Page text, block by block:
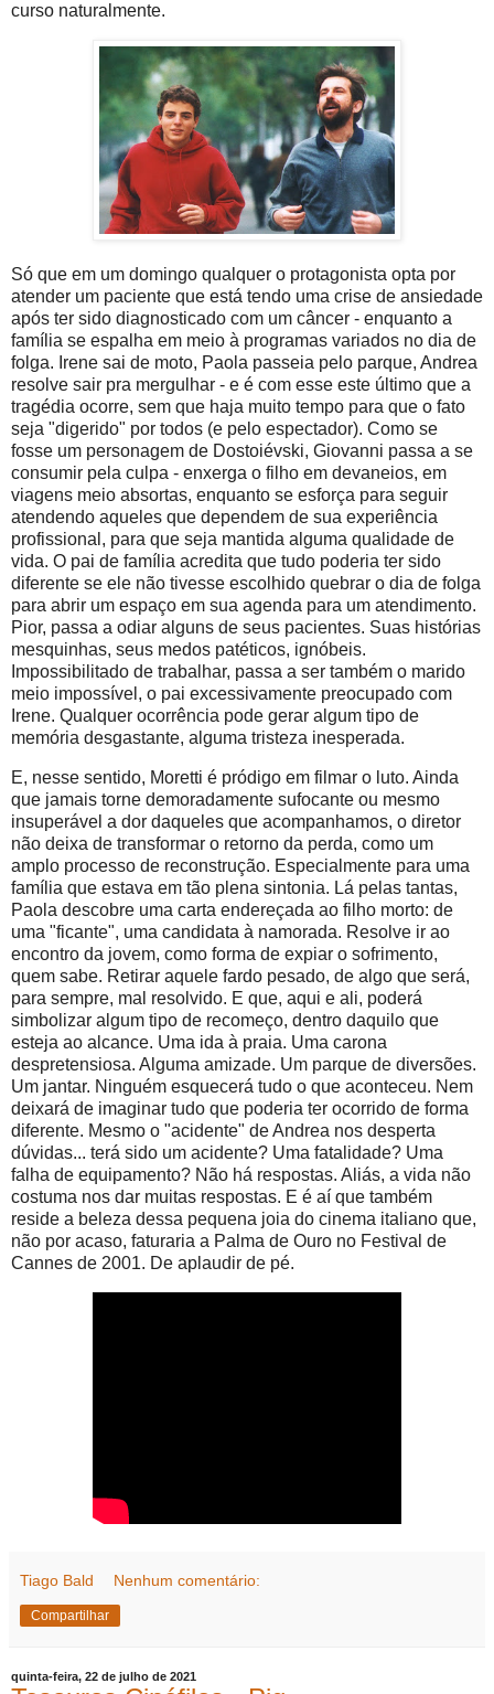
curso naturalmente.
Só que em um domingo qualquer o protagonista opta por
atender um paciente que está tendo uma crise de ansiedade
após ter sido diagnosticado com um câncer - enquanto a
família se espalha em meio à programas variados no dia de
folga. Irene sai de moto, Paola passeia pelo parque, Andrea
resolve sair pra mergulhar - e é com esse este último que a
tragédia ocorre, sem que haja muito tempo para que o fato
seja "digerido" por todos (e pelo espectador). Como se
fosse um personagem de Dostoiévski, Giovanni passa a se
consumir pela culpa - enxerga o filho em devaneios, em
viagens meio absortas, enquanto se esforça para seguir
atendendo aqueles que dependem de sua experiência
profissional, para que seja mantida alguma qualidade de
vida. O pai de família acredita que tudo poderia ter sido
diferente se ele não tivesse escolhido quebrar o dia de folga
para abrir um espaço em sua agenda para um atendimento.
Pior, passa a odiar alguns de seus pacientes. Suas histórias
mesquinhas, seus medos patéticos, ignóbeis.
Impossibilitado de trabalhar, passa a ser também o marido
meio impossível, o pai excessivamente preocupado com
Irene. Qualquer ocorrência pode gerar algum tipo de
memória desgastante, alguma tristeza inesperada.
E, nesse sentido, Moretti é pródigo em filmar o luto. Ainda
que jamais torne demoradamente sufocante ou mesmo
insuperável a dor daqueles que acompanhamos, o diretor
não deixa de transformar o retorno da perda, como um
amplo processo de reconstrução. Especialmente para uma
família que estava em tão plena sintonia. Lá pelas tantas,
Paola descobre uma carta endereçada ao filho morto: de
uma "ficante", uma candidata à namorada. Resolve ir ao
encontro da jovem, como forma de expiar o sofrimento,
quem sabe. Retirar aquele fardo pesado, de algo que será,
para sempre, mal resolvido. E que, aqui e ali, poderá
simbolizar algum tipo de recomeço, dentro daquilo que
esteja ao alcance. Uma ida à praia. Uma carona
despretensiosa. Alguma amizade. Um parque de diversões.
Um jantar. Ninguém esquecerá tudo o que aconteceu. Nem
deixará de imaginar tudo que poderia ter ocorrido de forma
diferente. Mesmo o "acidente" de Andrea nos desperta
dúvidas... terá sido um acidente? Uma fatalidade? Uma
falha de equipamento? Não há respostas. Aliás, a vida não
costuma nos dar muitas respostas. E é aí que também
reside a beleza dessa pequena joia do cinema italiano que,
não por acaso, faturaria a Palma de Ouro no Festival de
Cannes de 2001. De aplaudir de pé.
Tiago Bald Nenhum comentário:
Compartilhar
quinta-feira, 22 de julho de 2021